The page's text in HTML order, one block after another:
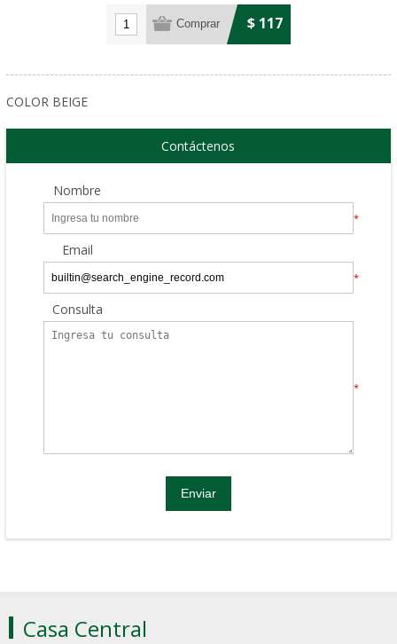
$ 117
COLOR BEIGE
Contáctenos
Nombre
*
Email
*
Consulta
*
Casa Central